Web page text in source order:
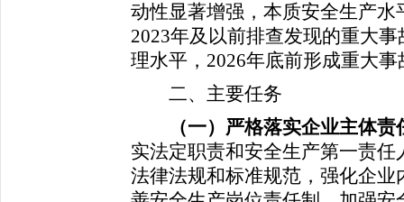
动性显著增强，本质安全生产
2023年及以前排查发现的重大
理水平，2026年底前形成重大
二、主要任务
（一） 严格落实企业主体责
实法定职责和安全生产第一责
法律法规和标准规范，强化企